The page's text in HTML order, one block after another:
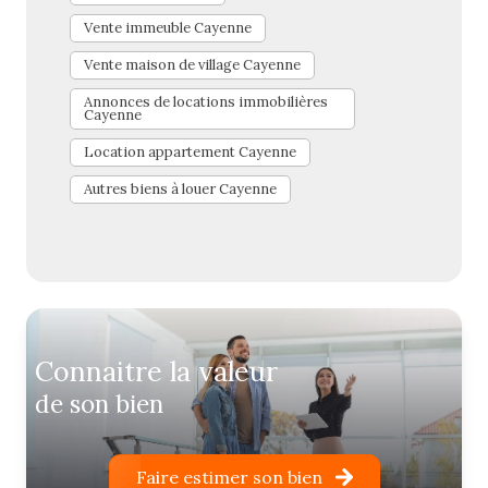
Vente immeuble Cayenne
Vente maison de village Cayenne
Annonces de locations immobilières
Cayenne
Location appartement Cayenne
Autres biens à louer Cayenne
connaitre la valeur
de son bien
Faire estimer son bien
la localisation, le budget et les caractéristiques
souhaitées.
immobilier devienne une expérience sans souci.